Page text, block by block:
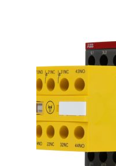
Прокладка трасс
Сервисное
Средства для
Средства для